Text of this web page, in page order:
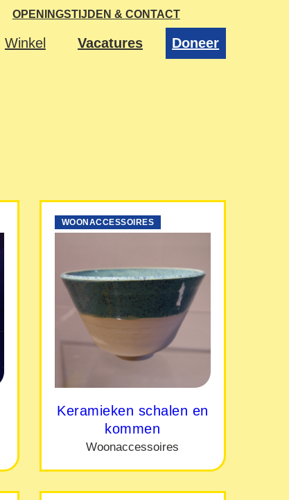
OPENINGSTIJDEN & CONTACT
Winkel Vacatures Doneer
WOONACCESSOIRES
Keramieken schalen en
kommen
Woonaccessoires